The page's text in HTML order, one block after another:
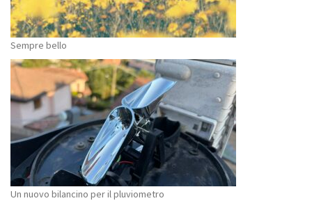
Sempre bello
Un nuovo bilancino per il pluviometro